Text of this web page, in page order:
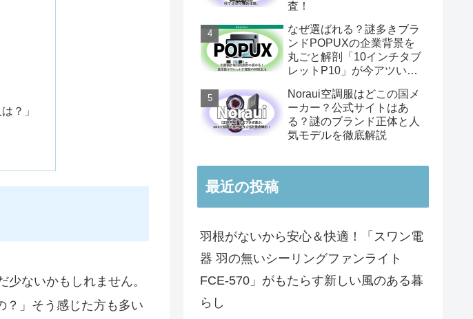
？」
ないかもしれません。
？」そう感じた方も多い
査！
なぜ選ばれる？謎多きブラ
ンドPOPUXの企業背景を
丸ごと解剖「10インチタブ
レットP10」が今アツい理
Noraui空調服はどこの国メ
ーカー？公式サイトはあ
る？謎のブランド正体と人
気モデルを徹底解説
最近の投稿
羽根がないから安心＆快適！「スワン電
器 羽の無いシーリングファンライト
FCE-570」がもたらす新しい風のある暮
らし